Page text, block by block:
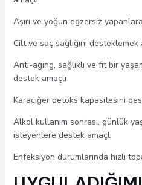
Aşırı ve yoğun egzersiz
Cilt ve saç sağlığını desteklemek
Anti-aging, sağlıklı ve fit bir
destek amaçlı
Karaciğer detoks kapasitesini
Alkol kullanım sonrası, günlük
isteyenlere destek amaçlı
Enfeksiyon durumlarında hızlı